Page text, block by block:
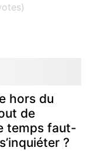
hors du
de
temps faut-
?